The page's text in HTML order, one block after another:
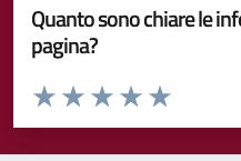
Quanto sono chiare le
pagina?
Valuta da 1 a 5 stelle la pagina
Valuta 5
Valuta 4 stelle
Valuta 3 stelle su 5
Valuta 2 stelle su 5
Valuta 1 stelle su 5